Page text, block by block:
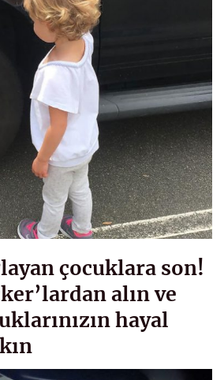
çocuklara son!
alın ve
hayal